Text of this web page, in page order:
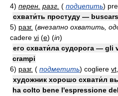
4) перен. разг. ( подцепить)
схвати́ть простуду —
5) разг. (внезапно охватить,
cadere vi (e) (in)
его схвати́ла судорога — gli
crampi
6) разг. ( подметить) cogliere vt
художник хорошо схвати́л
ha colto bene l'espressione